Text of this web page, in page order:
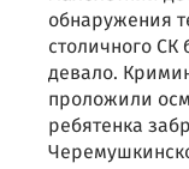
обнаружения
столичного
девало.
проложили
ребятенка